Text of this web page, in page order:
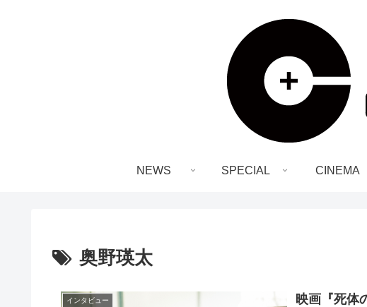
NEWS SPECIAL CINEMA
奥野瑛太
インタビュー
映画『死体